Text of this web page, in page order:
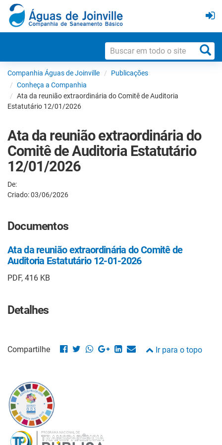
Companhia Águas de Joinville
Publicações
Conheça a Companhia
Ata da reunião extraordinária do Comitê de Auditoria
Estatutário 12/01/2026
Ata da reunião extraordinária do
Comitê de Auditoria Estatutário
12/01/2026
De:
Criado: 03/06/2026
Documentos
Ata da reunião extraordinária do Comitê de
Auditoria Estatutário 12-01-2026
PDF, 416 KB
Detalhes
Compartilhe Ir para o topo